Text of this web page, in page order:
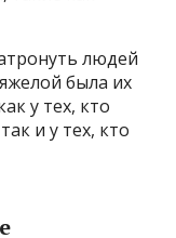
людей
была их
у тех, кто
и у тех, кто